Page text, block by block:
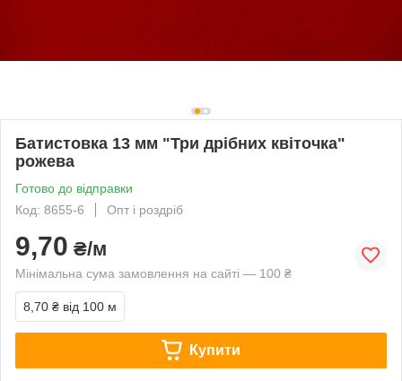
Батистовка 13 мм "Три дрібних квіточка"
рожева
Готово до відправки
Код: 8655-6
Опт і роздріб
9,70 ₴/м
Мінімальна сума замовлення на сайті — 100 ₴
8,70 ₴ від 100 м
Купити